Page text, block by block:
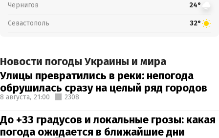
Чернигов 24°
Севастополь 32°
Новости погоды Украины и мира
Улицы превратились в реки: непогода
обрушилась сразу на целый ряд городов
8 августа, 21:00 2308
До +33 градусов и локальные грозы: какая
погода ожидается в ближайшие дни